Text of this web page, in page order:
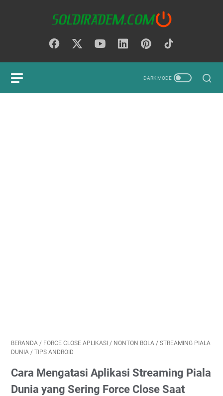
BERANDA / FORCE CLOSE APLIKASI / NONTON BOLA / STREAMING PIALA
DUNIA / TIPS ANDROID
Cara Mengatasi Aplikasi Streaming Piala
Dunia yang Sering Force Close Saat